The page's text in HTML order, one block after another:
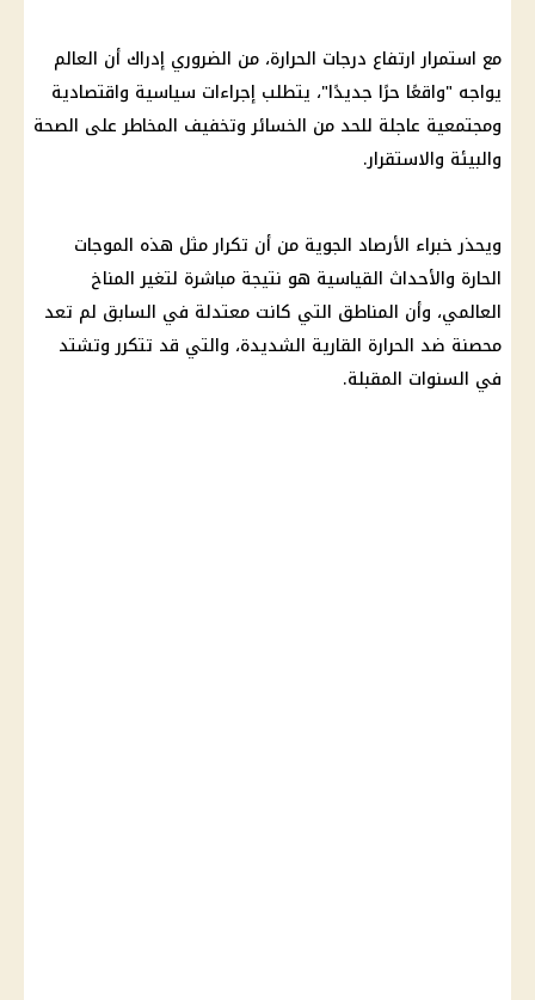
مع استمرارارتفاع درجات الحرارة، من الضروري إدراك أن العالم
يواجه "واقعًا حرًا جديدًا"، يتطلب إجراءات سياسية واقتصادية
ومجتمعية عاجلة للحد من الخسائر وتخفيف المخاطر على الصحة
والبيئة والاستقرار.
ويحذر خبراء الأرصاد الجوية من أن تكرار مثل هذه الموجات
الحارة والأحداث القياسية هو نتيجة مباشرة لتغير المناخ
العالمي، وأن المناطق التي كانت معتدلة في السابق لم تعد
محصنة ضد الحرارة القارية الشديدة، والتي قد تتكرر وتشتد
في السنوات المقبلة.